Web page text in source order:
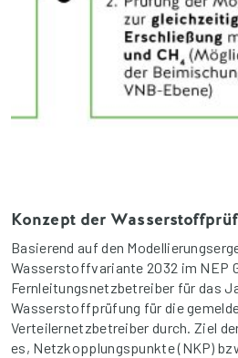
Konzept der
Basierend auf den
Wasserstoffvariante 2032 im NEP
Fernleitungsnetzbetreiber für das
Wasserstoffprüfung für die
Verteilernetzbetreiber durch. Ziel
es, Netzkopplungspunkte (NKP)